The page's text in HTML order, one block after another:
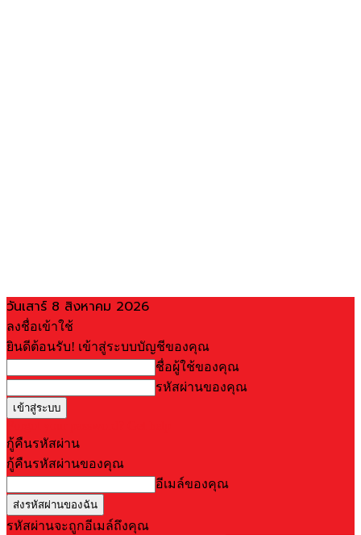
วันเสาร์ 8 สิงหาคม 2026
ลงชื่อเข้าใช้
ยินดีต้อนรับ! เข้าสู่ระบบบัญชีของคุณ
ชื่อผู้ใช้ของคุณ
รหัสผ่านของคุณ
กู้คืนรหัสผ่าน
กู้คืนรหัสผ่านของคุณ
อีเมล์ของคุณ
รหัสผ่านจะถูกอีเมล์ถึงคุณ